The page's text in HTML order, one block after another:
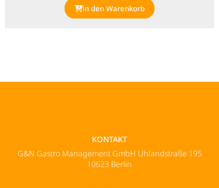
in den Warenkorb
KONTAKT
G&N Gastro Management GmbH Uhlandstraße 195
10623 Berlin